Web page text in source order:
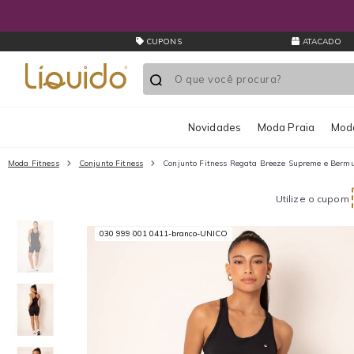
CUPONS ATACADO
Novidades Moda Praia
Moda Fitness Conjunto Fitness Conjunto Fitness Regata Breeze Supreme e
Utilize o cupom
030 999 001 0411-branco-UNICO